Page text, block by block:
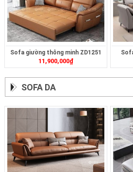
Sofa giường thông minh ZD1251
11,900,000₫
SOFA DA